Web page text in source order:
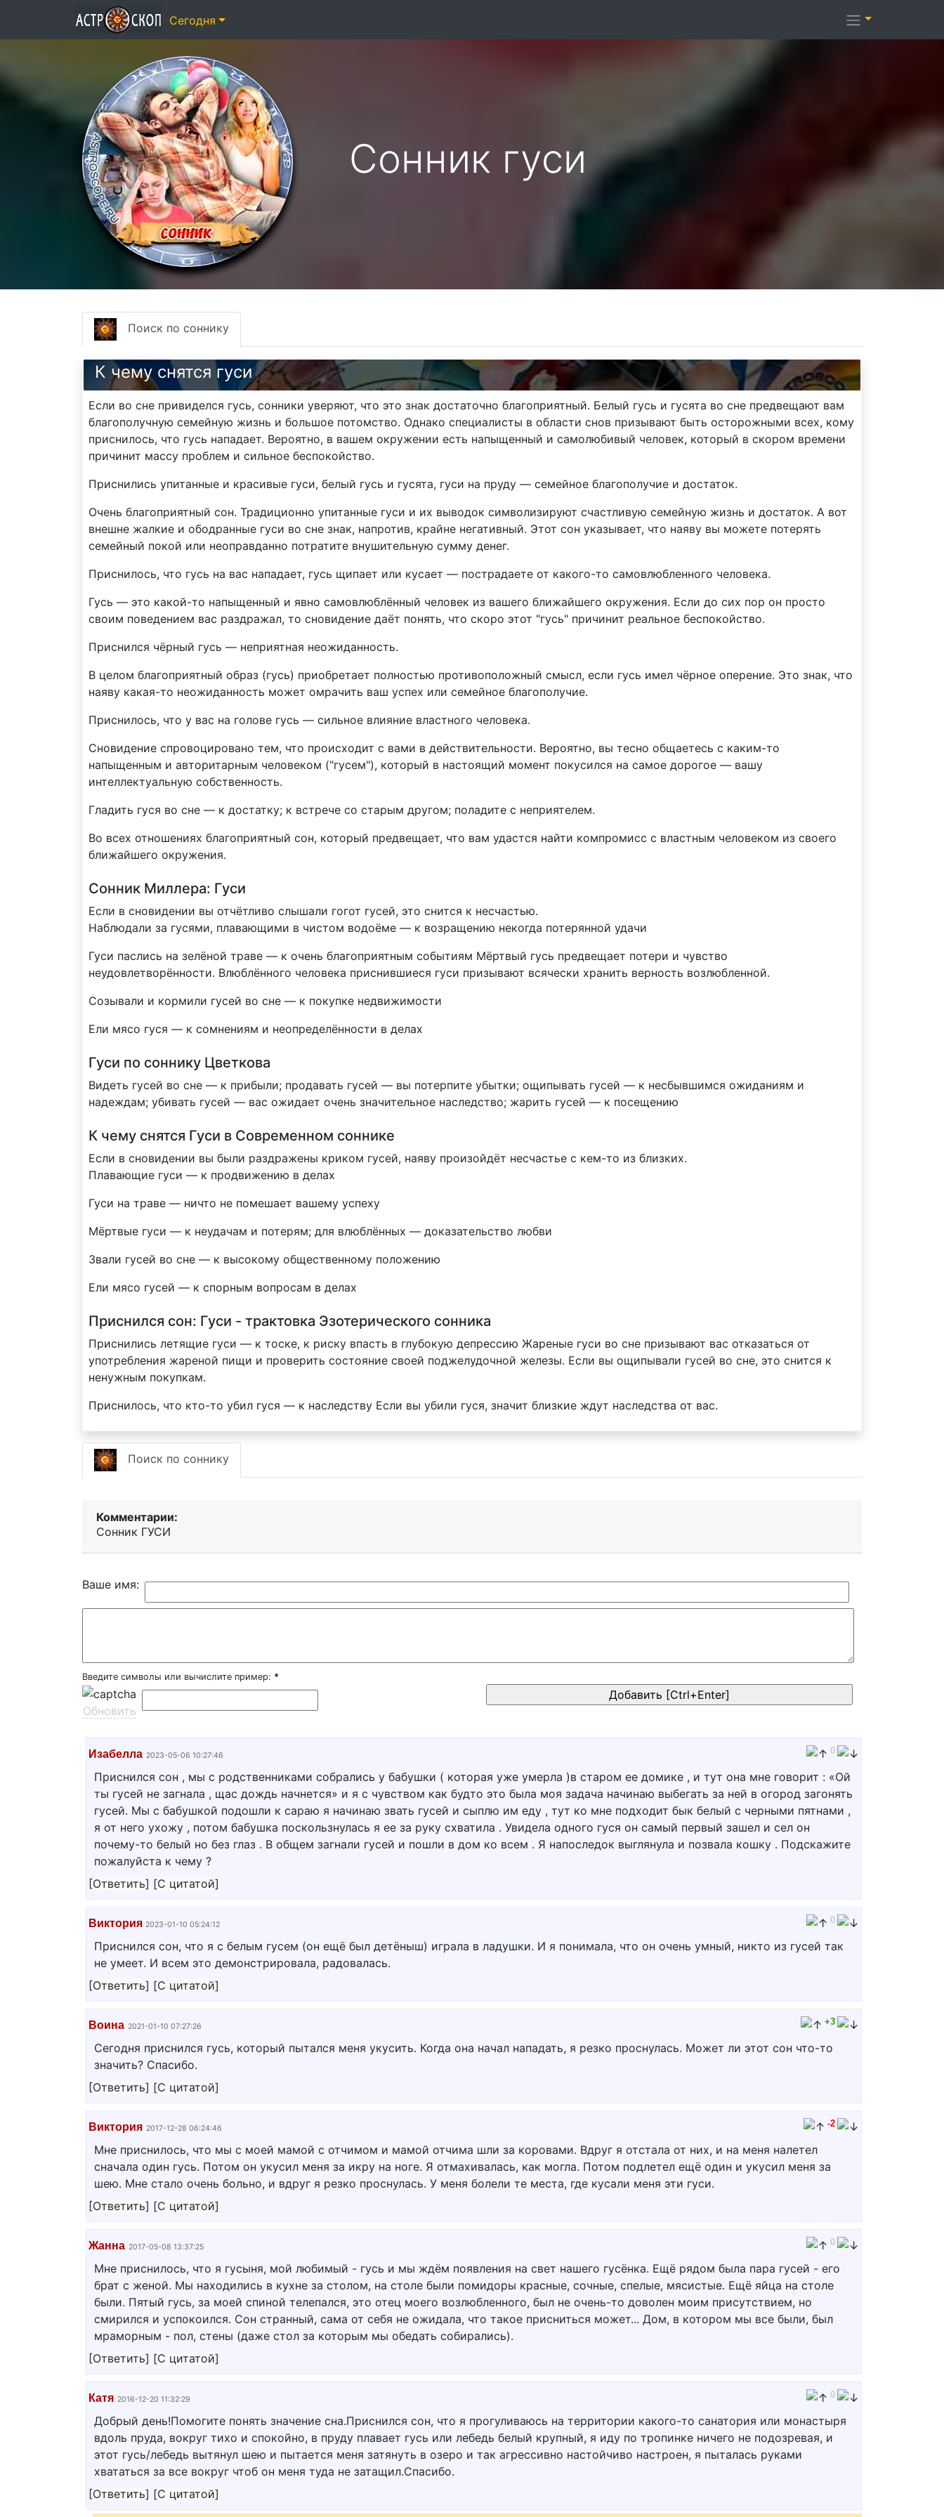
Сонник гуси
Поиск по соннику
К чему снятся гуси
Если во сне привиделся гусь, сонники уверяют, что это знак достаточно благоприятный. Белый гусь и гусята во сне предвещают вам
благополучную семейную жизнь и большое потомство. Однако специалисты в области снов призывают быть осторожными всех, кому
приснилось, что гусь нападает. Вероятно, в вашем окружении есть напыщенный и самолюбивый человек, который в скором времени
причинит массу проблем и сильное беспокойство.
Приснились упитанные и красивые гуси, белый гусь и гусята, гуси на пруду — семейное благополучие и достаток.
Очень благоприятный сон. Традиционно упитанные гуси и их выводок символизируют счастливую семейную жизнь и достаток. А вот
внешне жалкие и ободранные гуси во сне знак, напротив, крайне негативный. Этот сон указывает, что наяву вы можете потерять
семейный покой или неоправданно потратите внушительную сумму денег.
Приснилось, что гусь на вас нападает, гусь щипает или кусает — пострадаете от какого-то самовлюбленного человека.
Гусь — это какой-то напыщенный и явно самовлюблённый человек из вашего ближайшего окружения. Если до сих пор он просто
своим поведением вас раздражал, то сновидение даёт понять, что скоро этот "гусь" причинит реальное беспокойство.
Приснился чёрный гусь — неприятная неожиданность.
В целом благоприятный образ (гусь) приобретает полностью противоположный смысл, если гусь имел чёрное оперение. Это знак, что
наяву какая-то неожиданность может омрачить ваш успех или семейное благополучие.
Приснилось, что у вас на голове гусь — сильное влияние властного человека.
Сновидение спровоцировано тем, что происходит с вами в действительности. Вероятно, вы тесно общаетесь с каким-то
напыщенным и авторитарным человеком ("гусем"), который в настоящий момент покусился на самое дорогое — вашу
интеллектуальную собственность.
Гладить гуся во сне — к достатку; к встрече со старым другом; поладите с неприятелем.
Во всех отношениях благоприятный сон, который предвещает, что вам удастся найти компромисс с властным человеком из своего
ближайшего окружения.
Сонник Миллера: Гуси
Если в сновидении вы отчётливо слышали гогот гусей, это снится к несчастью.
Наблюдали за гусями, плавающими в чистом водоёме — к возращению некогда потерянной удачи
Гуси паслись на зелёной траве — к очень благоприятным событиям Мёртвый гусь предвещает потери и чувство
неудовлетворённости. Влюблённого человека приснившиеся гуси призывают всячески хранить верность возлюбленной.
Созывали и кормили гусей во сне — к покупке недвижимости
Ели мясо гуся — к сомнениям и неопределённости в делах
Гуси по соннику Цветкова
Видеть гусей во сне — к прибыли; продавать гусей — вы потерпите убытки; ощипывать гусей — к несбывшимся ожиданиям и
надеждам; убивать гусей — вас ожидает очень значительное наследство; жарить гусей — к посещению
К чему снятся Гуси в Современном соннике
Если в сновидении вы были раздражены криком гусей, наяву произойдёт несчастье с кем-то из близких.
Плавающие гуси — к продвижению в делах
Гуси на траве — ничто не помешает вашему успеху
Мёртвые гуси — к неудачам и потерям; для влюблённых — доказательство любви
Звали гусей во сне — к высокому общественному положению
Ели мясо гусей — к спорным вопросам в делах
Приснился сон: Гуси - трактовка Эзотерического сонника
Приснились летящие гуси — к тоске, к риску впасть в глубокую депрессию Жареные гуси во сне призывают вас отказаться от
употребления жареной пищи и проверить состояние своей поджелудочной железы. Если вы ощипывали гусей во сне, это снится к
ненужным покупкам.
Приснилось, что кто-то убил гуся — к наследству Если вы убили гуся, значит близкие ждут наследства от вас.
Поиск по соннику
Комментарии:
Сонник ГУСИ
Ваше имя:
Введите символы или вычислите пример: *
Обновить
Изабелла 2023-05-06 10:27:46 0
Приснился сон , мы с родственниками собрались у бабушки ( которая уже умерла )в старом ее домике , и тут она мне говорит : «Ой
ты гусей не загнала , щас дождь начнется» и я с чувством как будто это была моя задача начинаю выбегать за ней в огород загонять
гусей. Мы с бабушкой подошли к сараю я начинаю звать гусей и сыплю им еду , тут ко мне подходит бык белый с черными пятнами ,
я от него ухожу , потом бабушка поскользнулась я ее за руку схватила . Увидела одного гуся он самый первый зашел и сел он
почему-то белый но без глаз . В общем загнали гусей и пошли в дом ко всем . Я напоследок выглянула и позвала кошку . Подскажите
пожалуйста к чему ?
[Ответить] [С цитатой]
Виктория 2023-01-10 05:24:12 0
Приснился сон, что я с белым гусем (он ещё был детёныш) играла в ладушки. И я понимала, что он очень умный, никто из гусей так
не умеет. И всем это демонстрировала, радовалась.
[Ответить] [С цитатой]
Воина 2021-01-10 07:27:26 +3
Сегодня приснился гусь, который пытался меня укусить. Когда она начал нападать, я резко проснулась. Может ли этот сон что-то
значить? Спасибо.
[Ответить] [С цитатой]
Виктория 2017-12-28 06:24:46 -2
Мне приснилось, что мы с моей мамой с отчимом и мамой отчима шли за коровами. Вдруг я отстала от них, и на меня налетел
сначала один гусь. Потом он укусил меня за икру на ноге. Я отмахивалась, как могла. Потом подлетел ещё один и укусил меня за
шею. Мне стало очень больно, и вдруг я резко проснулась. У меня болели те места, где кусали меня эти гуси.
[Ответить] [С цитатой]
Жанна 2017-05-08 13:37:25 0
Мне приснилось, что я гусыня, мой любимый - гусь и мы ждём появления на свет нашего гусёнка. Ещё рядом была пара гусей - его
брат с женой. Мы находились в кухне за столом, на столе были помидоры красные, сочные, спелые, мясистые. Ещё яйца на столе
были. Пятый гусь, за моей спиной телепался, это отец моего возлюбленного, был не очень-то доволен моим присутствием, но
смирился и успокоился. Сон странный, сама от себя не ожидала, что такое присниться может... Дом, в котором мы все были, был
мраморным - пол, стены (даже стол за которым мы обедать собирались).
[Ответить] [С цитатой]
Катя 2016-12-20 11:32:29 0
Добрый день!Помогите понять значение сна.Приснился сон, что я прогуливаюсь на территории какого-то санатория или монастыря
вдоль пруда, вокруг тихо и спокойно, в пруду плавает гусь или лебедь белый крупный, я иду по тропинке ничего не подозревая, и
этот гусь/лебедь вытянул шею и пытается меня затянуть в озеро и так агрессивно настойчиво настроен, я пыталась руками
хвататься за все вокруг чтоб он меня туда не затащил.Спасибо.
[Ответить] [С цитатой]
Сегодня